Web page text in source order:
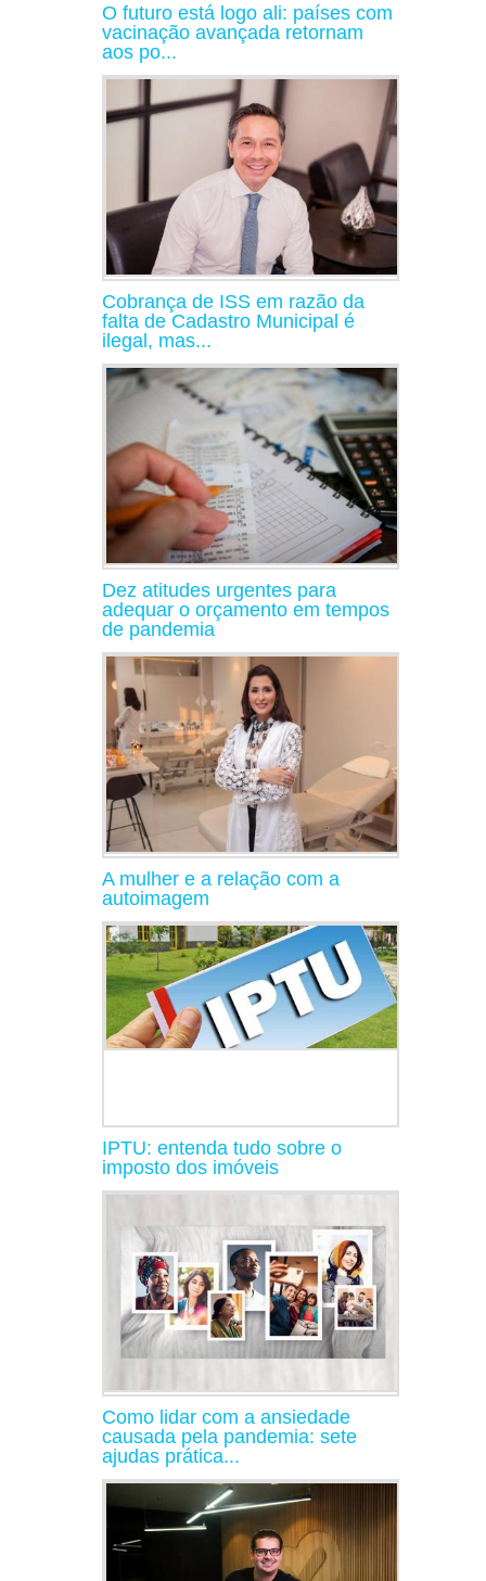
O futuro está logo ali: países com
vacinação avançada retornam
aos po...
Cobrança de ISS em razão da
falta de Cadastro Municipal é
ilegal, mas...
Dez atitudes urgentes para
adequar o orçamento em tempos
de pandemia
A mulher e a relação com a
autoimagem
IPTU: entenda tudo sobre o
imposto dos imóveis
Como lidar com a ansiedade
causada pela pandemia: sete
ajudas prática...